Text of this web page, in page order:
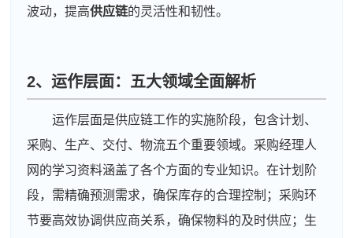
波动，提高供应链的灵活性和韧性。
2、运作层面：五大领域全面解析
运作层面是供应链工作的实施阶段，包含计划、
采购、生产、交付、物流五个重要领域。采购经理人
网的学习资料涵盖了各个方面的专业知识。在计划阶
段，需精确预测需求，确保库存的合理控制；采购环
节要高效协调供应商关系，确保物料的及时供应；生